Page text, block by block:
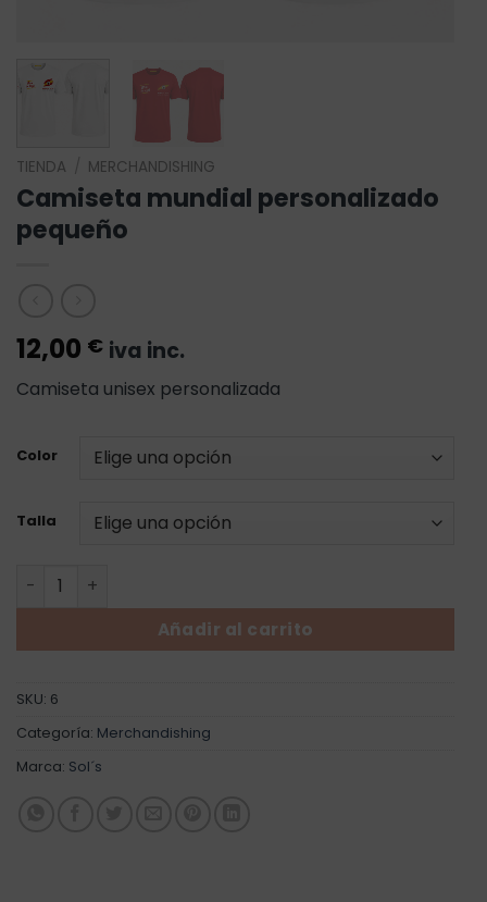
TIENDA MERCHANDISHING
Camiseta mundial personalizado
pequeño
12,00 € iva inc.
Camiseta unisex personalizada
Color
Talla
Camiseta mundial personalizado pequeño cantidad
Añadir al carrito
SKU: 6
Categoría: Merchandishing
Marca: Sol´s